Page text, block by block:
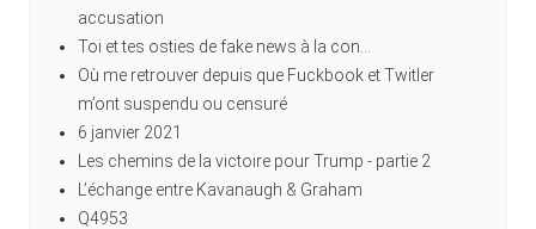
accusation
Toi et tes osties de fake news à la con…
Où me retrouver depuis que Fuckbook et Twitler
m’ont suspendu ou censuré
6 janvier 2021
Les chemins de la victoire pour Trump - partie 2
L’échange entre Kavanaugh & Graham
Q4953